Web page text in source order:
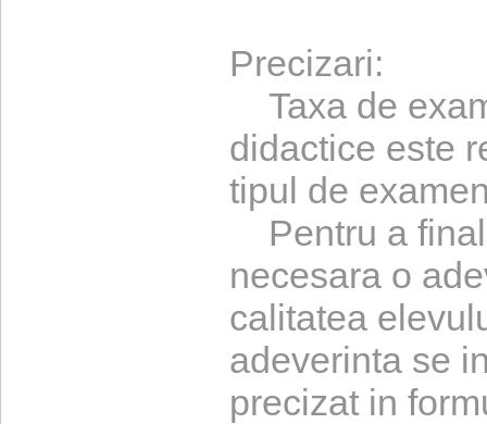
Precizari:
Taxa de
didactice este
tipul de
Pentru a
necesara o
calitatea
adeverinta se
precizat in